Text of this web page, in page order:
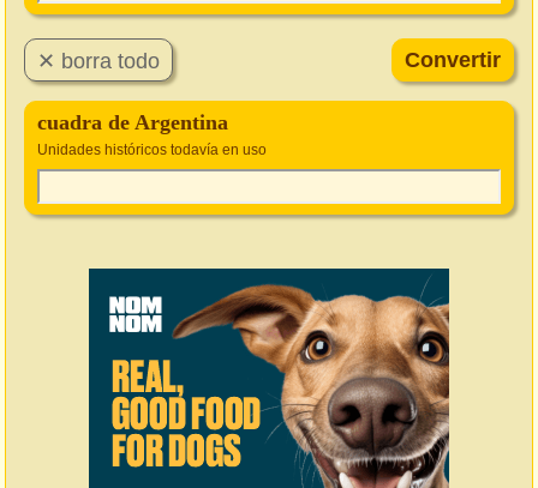
cuadra de Argentina
Unidades históricos todavía en uso